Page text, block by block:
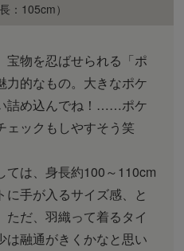
：105cm）
宝物を忍ばせられる「ポ
力的なもの。大きなポケ
詰め込んでね！……ポケ
ェックもしやすそう笑
ては、身長約100～110cm
手が入るサイズ感、と
だ、羽織って着るタイ
は融通がきくかなと思い